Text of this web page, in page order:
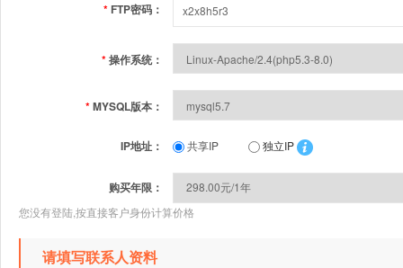
* FTP密码：
*操作系统：
*MYSQL版本：
IP地址： 共享IP 独立IP
购买年限：
您没有登陆,按直接客户身份计算价格
请填写联系人资料